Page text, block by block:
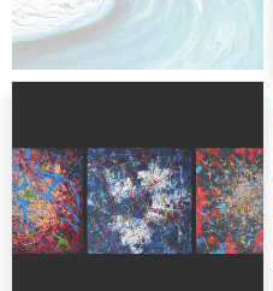
malarstwo
Martyna Bielak